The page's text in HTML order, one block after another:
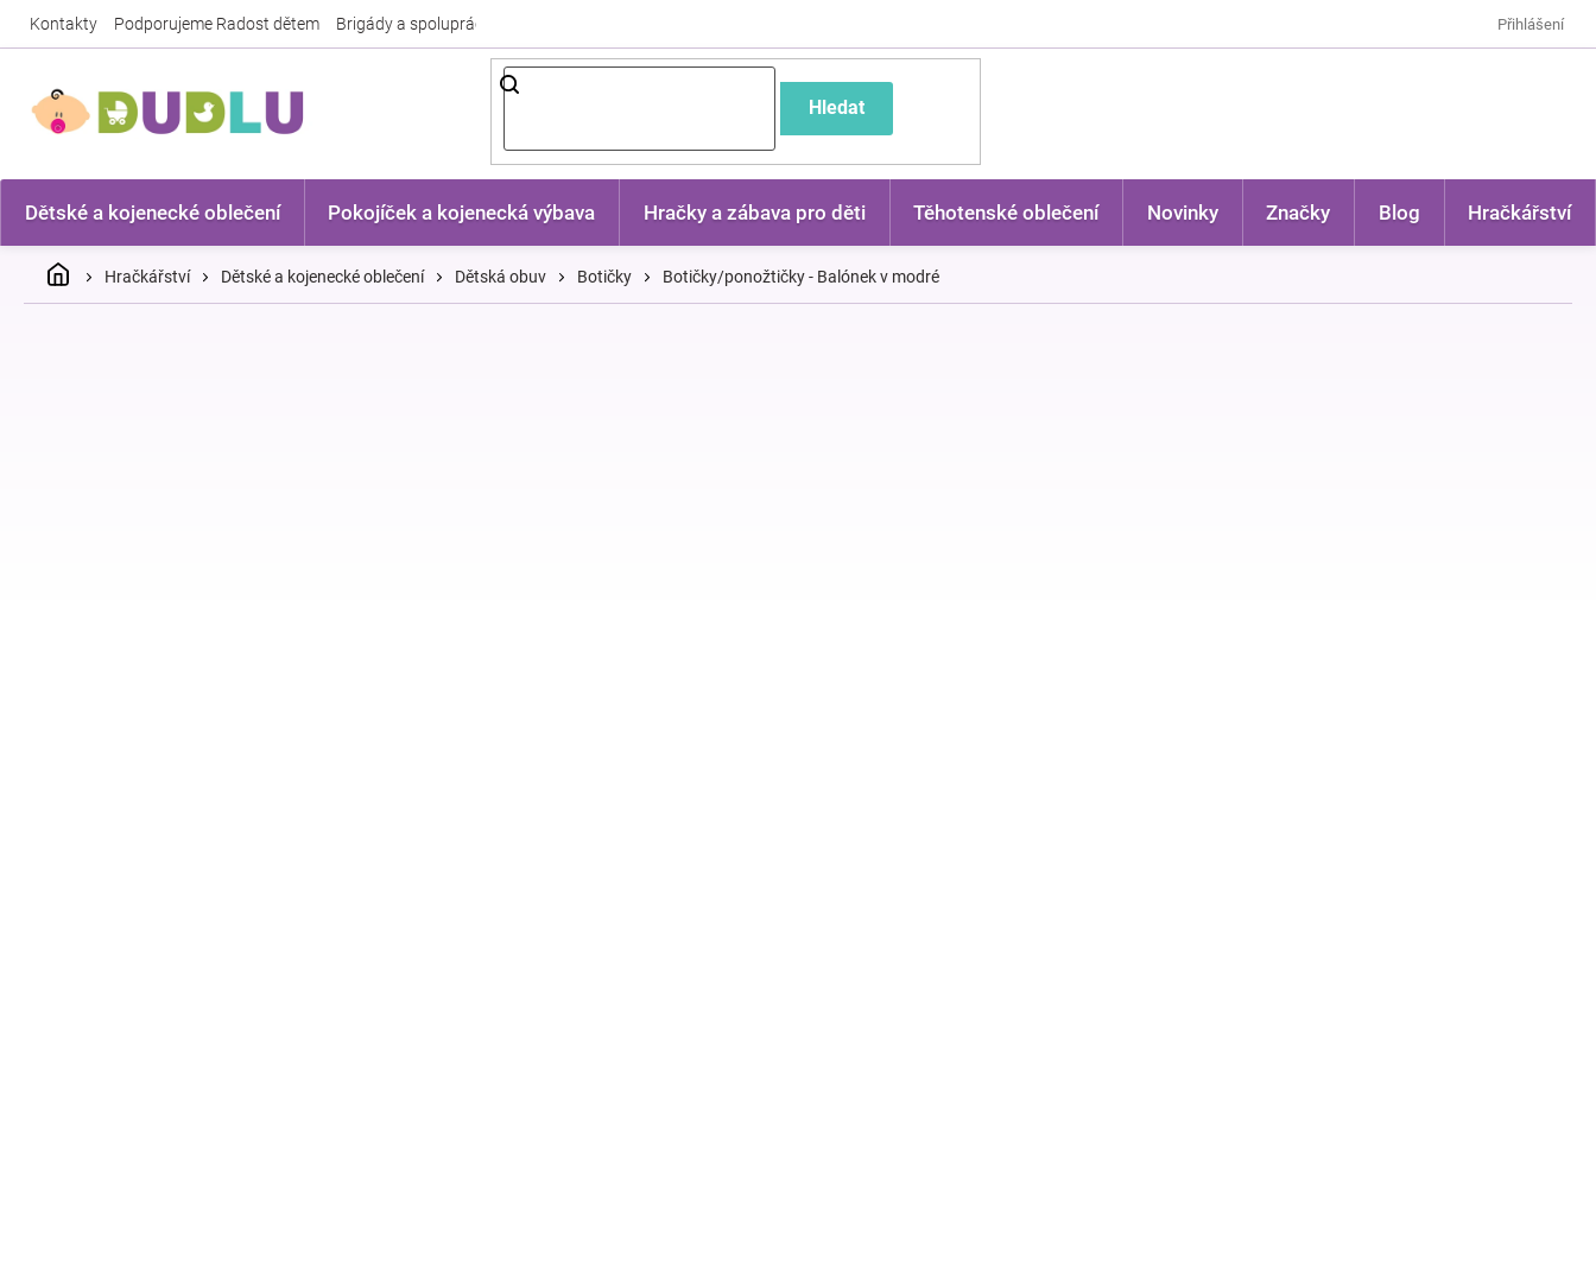
Kontakty Podporujeme Radost dětem Brigády a spolupráce Přihlášení
Hledat
Dětské a kojenecké oblečení Pokojíček a kojenecká výbava Hračky a zábava pro děti Těhotenské oblečení Novinky Značky Blog Hračkářství
DomůHračkářství Dětské a kojenecké oblečení Dětská obuv Botičky Botičky/ponožtičky - Balónek v modré